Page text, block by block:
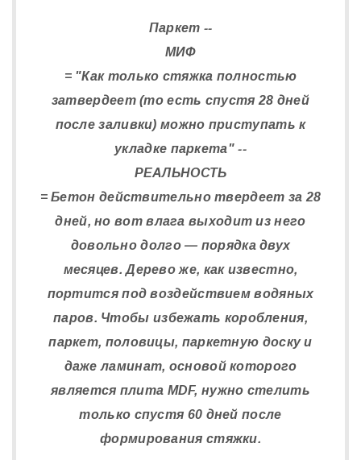
Паркет --
МИФ
= "Как только стяжка полностью
затвердеет (то есть спустя 28 дней
после заливки) можно приступать к
укладке паркета" --
РЕАЛЬНОСТЬ
= Бетон действительно твердеет за 28
дней, но вот влага выходит из него
довольно долго — порядка двух
месяцев. Дерево же, как известно,
портится под воздействием водяных
паров. Чтобы избежать коробления,
паркет, половицы, паркетную доску и
даже ламинат, основой которого
является плита MDF, нужно стелить
только спустя 60 дней после
формирования стяжки.